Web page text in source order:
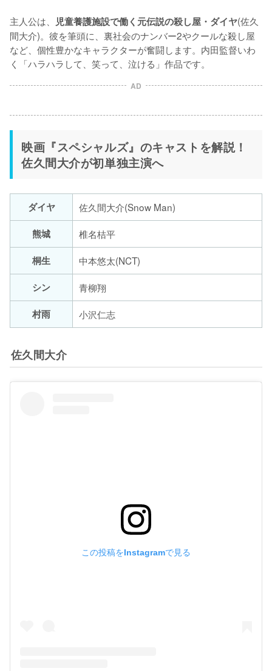
主人公は、 児童養護施設で働く元伝説の殺し屋・ダイヤ(佐久
間大介)。彼を筆頭に、裏社会のナンバー2やクールな殺し屋
など、個性豊かなキャラクターが奮闘します。内田監督いわ
く「ハラハラして、笑って、泣ける」作品です。
AD
映画『スペシャルズ』のキャストを解説！
佐久間大介が初単独主演へ
ダイヤ
佐久間大介(Snow Man)
熊城
椎名桔平
桐生
中本悠太(NCT)
シン
青柳翔
村雨
小沢仁志
佐久間大介
この投稿をInstagramで見る